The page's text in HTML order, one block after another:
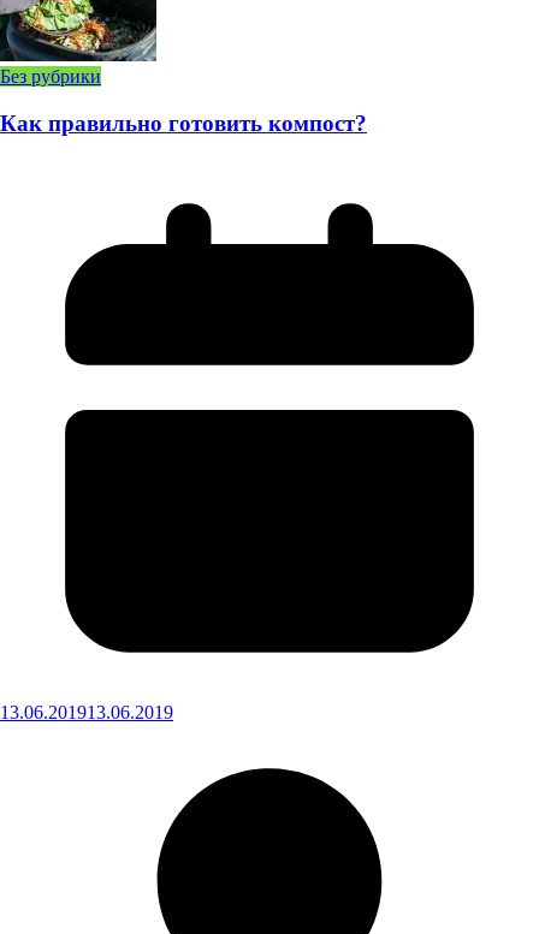
Без рубрики
Как правильно готовить компост?
13.06.201913.06.2019